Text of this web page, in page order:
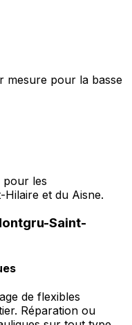
mesure pour la basse
pour les
et du Aisne.
Saint-
de flexibles
Réparation ou